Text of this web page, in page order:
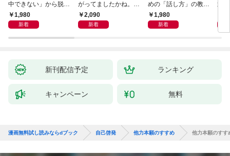
中できない」から脱
却！ AI時代の読む技
術大全
1,980
新着
がってましたかね。
獅子座、Ａ型、丙午は
めぐる
2,090
新着
めの「話し方」の教
室 Ｏｒａｃｙ（オラ
シー）
1,980
新着
式
新刊配信予定 ランキング
キャンペーン 無料
漫画無料試し読みならdブック 自己啓発 他力本願のすすめ 他力本願のすす